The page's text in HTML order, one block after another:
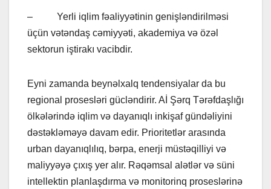
– Yerli iqlim fəaliyyətinin genişləndirilməsi
üçün vətəndaş cəmiyyəti, akademiya və özəl
sektorun iştirakı vacibdir.
Eyni zamanda beynəlxalq tendensiyalar da bu
regional prosesləri gücləndirir. Aİ Şərq Tərəfdaşlığı
ölkələrində iqlim və dayanıqlı inkişaf gündəliyini
dəstəkləməyə davam edir. Prioritetlər arasında
urban dayanıqlılıq, bərpa, enerji müstəqilliyi və
maliyyəyə çıxış yer alır. Rəqəmsal alətlər və süni
intellektin planlaşdırma və monitorinq proseslərinə